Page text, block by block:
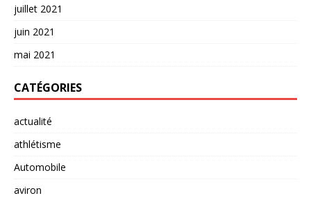
juillet 2021
juin 2021
mai 2021
CATÉGORIES
actualité
athlétisme
Automobile
aviron